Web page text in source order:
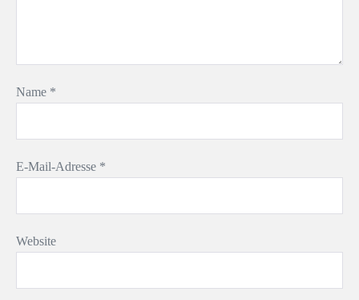
Name *
E-Mail-Adresse *
Website